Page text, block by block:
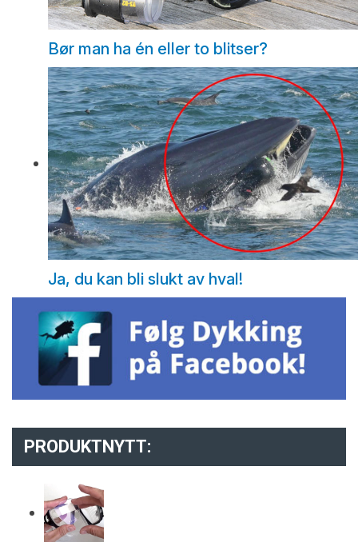
Bør man ha én eller to blitser?
Ja, du kan bli slukt av hval!
PRODUKTNYTT: